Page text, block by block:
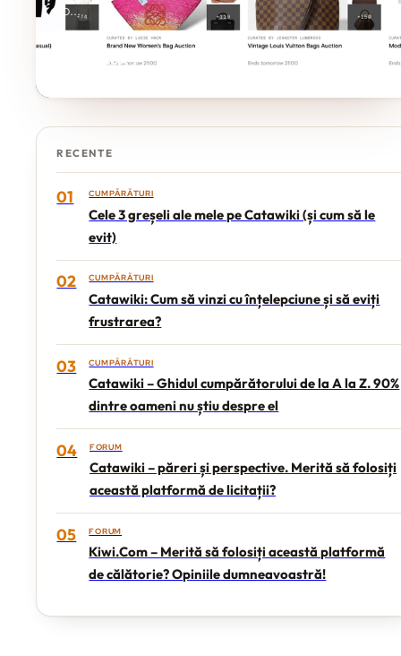
o...
CONTINUĂ
RECENTE
01 CUMPĂRĂTURI
Cele 3 greșeli ale mele pe Catawiki (și cum să le
evit)
02 CUMPĂRĂTURI
Catawiki: Cum să vinzi cu înțelepciune și să eviți
frustrarea?
03 CUMPĂRĂTURI
Catawiki – Ghidul cumpărătorului de la A la Z. 90%
dintre oameni nu știu despre el
04 FORUM
Catawiki – păreri și perspective. Merită să folosiți
această platformă de licitații?
05 FORUM
Kiwi.Com – Merită să folosiți această platformă
de călătorie? Opiniile dumneavoastră!